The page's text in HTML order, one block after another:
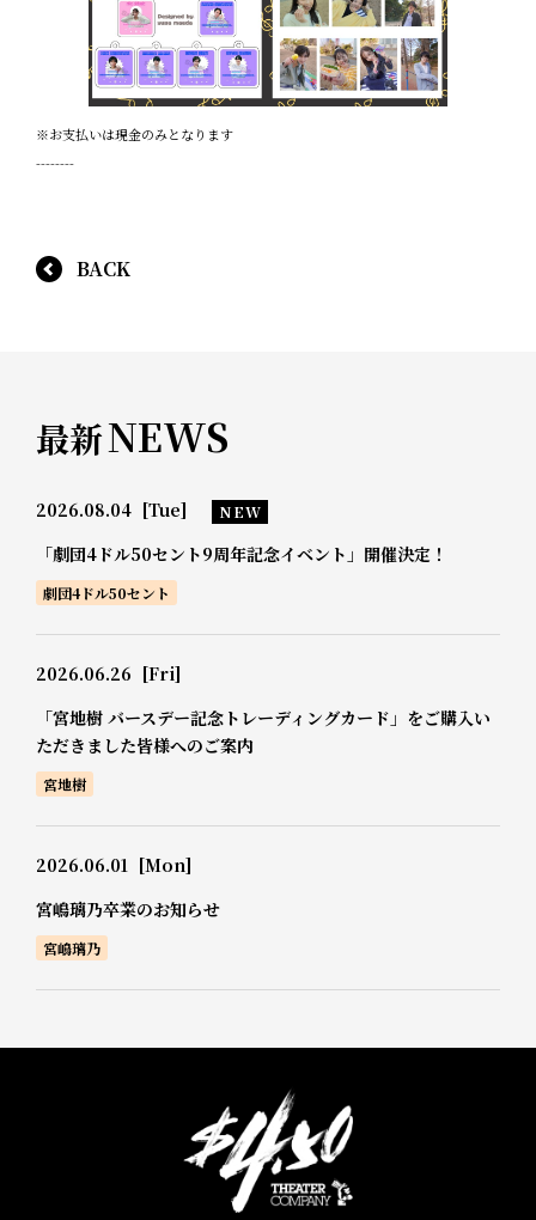
※お支払いは現金のみとなります
--------
BACK
最新NEWS
2026.08.04 [Tue] NEW
「劇団4ドル50セント9周年記念イベント」開催決定！
劇団4ドル50セント
2026.06.26 [Fri]
「宮地樹 バースデー記念トレーディングカード」をご購入い
ただきました皆様へのご案内
宮地樹
2026.06.01 [Mon]
宮嶋璃乃卒業のお知らせ
宮嶋璃乃